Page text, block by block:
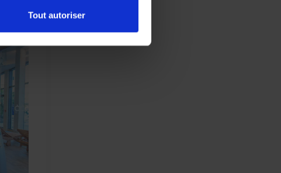
Tout autoriser